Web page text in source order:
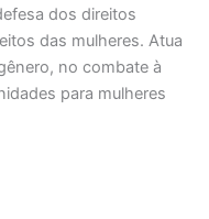
dos direitos
das mulheres. Atua
no combate à
para mulheres